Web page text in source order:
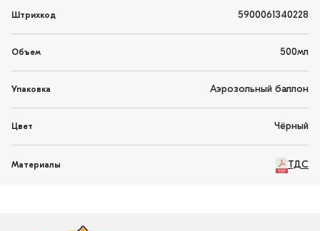
Штрихкод 5900061340228
Объем 500мл
Упаковка Аэрозольный баллон
Цвет Чёрный
Материалы ТДС